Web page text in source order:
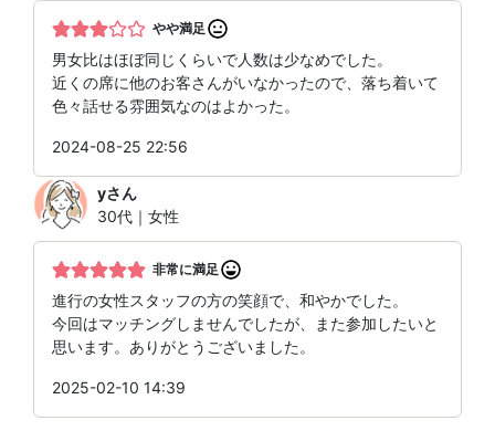
やや満足
男女比はほぼ同じくらいで人数は少なめでした。
近くの席に他のお客さんがいなかったので、落ち着いて
色々話せる雰囲気なのはよかった。
2024-08-25 22:56
yさん
30代｜女性
非常に満足
進行の女性スタッフの方の笑顔で、和やかでした。
今回はマッチングしませんでしたが、また参加したいと
思います。ありがとうございました。
2025-02-10 14:39